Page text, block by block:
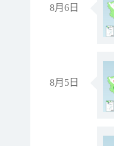
8月6日
8月5日